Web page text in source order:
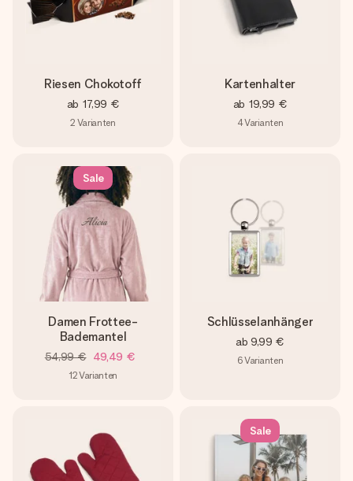
Riesen Chokotoff
ab 17,99 €
2 Varianten
Kartenhalter
ab 19,99 €
4Varianten
Sale
Damen Frottee-
Bademantel
54,99 € 49,49 €
12Varianten
Schlüsselanhänger
ab 9,99 €
6Varianten
Sale